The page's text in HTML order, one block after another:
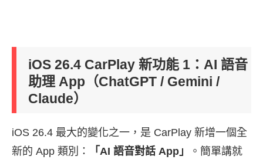
iOS 26.4 CarPlay 新功能 1：AI 語音
助理 App（ChatGPT / Gemini /
Claude）
iOS 26.4 最大的變化之一，是 CarPlay 新增一個全
新的 App 類別：
「AI 語音對話 App」
。簡單講就